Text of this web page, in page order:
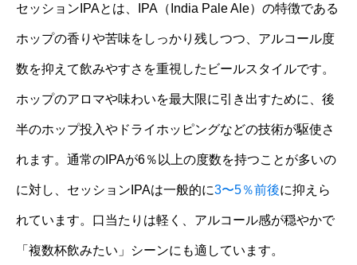
セッションIPAとは、IPA（India Pale Ale）の特徴である
ホップの香りや苦味をしっかり残しつつ、アルコール度
数を抑えて飲みやすさを重視したビールスタイルです。
ホップのアロマや味わいを最大限に引き出すために、後
半のホップ投入やドライホッピングなどの技術が駆使さ
れます。通常のIPAが6％以上の度数を持つことが多いの
に対し、セッションIPAは一般的に3〜5％前後に抑えら
れています。口当たりは軽く、アルコール感が穏やかで
「複数杯飲みたい」シーンにも適しています。